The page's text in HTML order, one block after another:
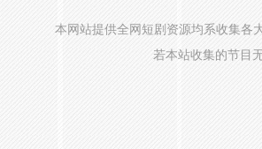
本网站提供全网短剧资源均系收集各
若本站收集的节目